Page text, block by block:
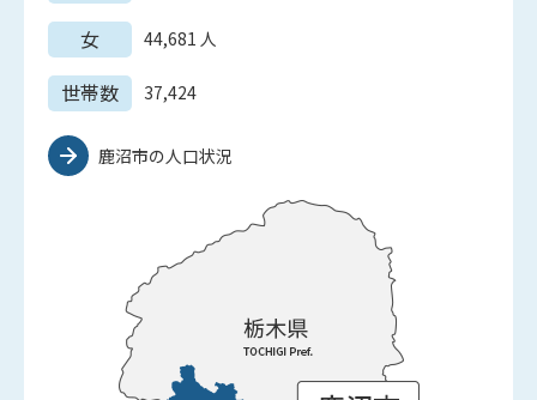
女 44,681 人
世帯数 37,424
鹿沼市の人口状況